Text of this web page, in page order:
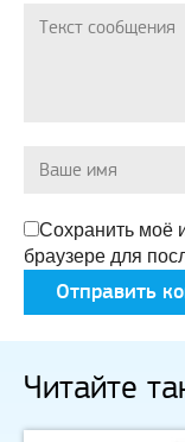
Сохранить моё
браузере для
Читайте